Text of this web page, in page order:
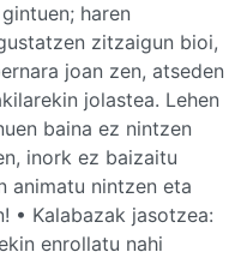
haren
zitzaigun bioi,
joan zen, atseden
jolastea. Lehen
baina ez nintzen
inork ez baizaitu
animatu nintzen eta
• Kalabazak jasotzea:
enrollatu nahi